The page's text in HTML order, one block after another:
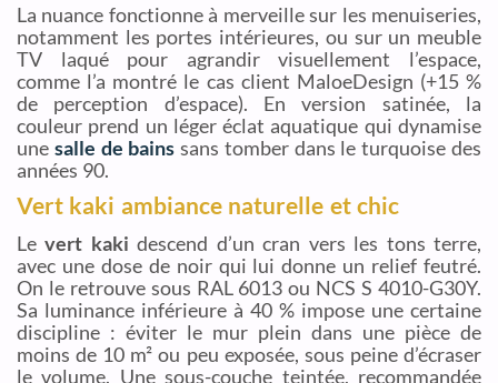
La nuance fonctionne à merveille sur les menuiseries,
notamment les portes intérieures, ou sur un meuble
TV laqué pour agrandir visuellement l’espace,
comme l’a montré le cas client MaloeDesign (+15 %
de perception d’espace). En version satinée, la
couleur prend un léger éclat aquatique qui dynamise
une salle de bains sans tomber dans le turquoise des
années 90.
Vert kaki ambiance naturelle et chic
Levert kaki descend d’un cran vers les tons terre,
avec une dose de noir qui lui donne un relief feutré.
On le retrouve sous RAL 6013 ou NCS S 4010-G30Y.
Sa luminance inférieure à 40 % impose une certaine
discipline : éviter le mur plein dans une pièce de
moins de 10 m² ou peu exposée, sous peine d’écraser
le volume. Une sous-couche teintée, recommandée